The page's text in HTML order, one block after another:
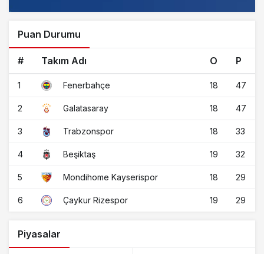
Puan Durumu
# Takım Adı O P
1 Fenerbahçe 18 47
2 Galatasaray 18 47
3 Trabzonspor 18 33
4 Beşiktaş 19 32
5 Mondihome Kayserispor 18 29
6 Çaykur Rizespor 19 29
Piyasalar